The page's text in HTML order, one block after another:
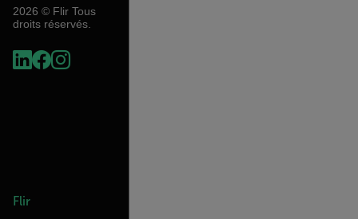
2026 © Flir Tous
droits réservés.
Flir